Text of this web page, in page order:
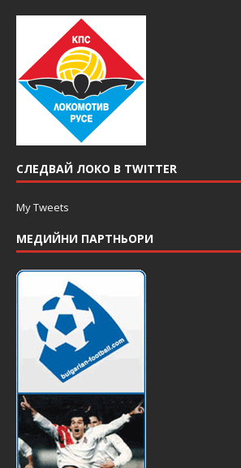
СЛЕДВАЙ ЛОКО В TWITTER
My Tweets
МЕДИЙНИ ПАРТНЬОРИ